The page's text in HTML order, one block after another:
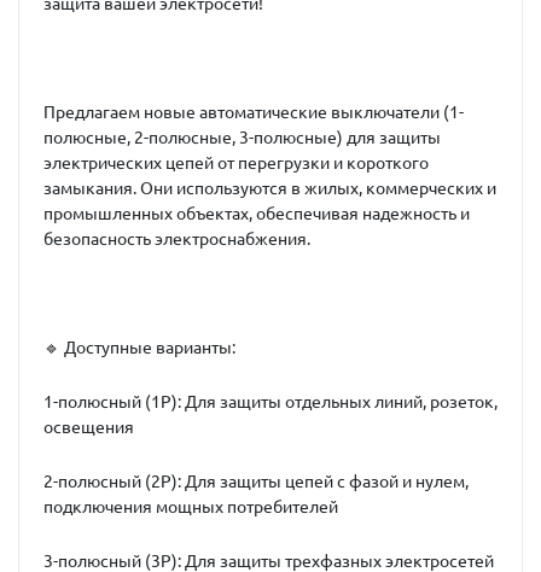
Предлагаем новые автоматические выключатели (1-
полюсные, 2-полюсные, 3-полюсные) для защиты
электрических цепей от перегрузки и короткого
замыкания. Они используются в жилых, коммерческих и
промышленных объектах, обеспечивая надежность и
безопасность электроснабжения.
🔹 Доступные варианты:
1-полюсный (1P): Для защиты отдельных линий, розеток,
освещения
2-полюсный (2P): Для защиты цепей с фазой и нулем,
подключения мощных потребителей
3-полюсный (3P): Для защиты трехфазных электросетей